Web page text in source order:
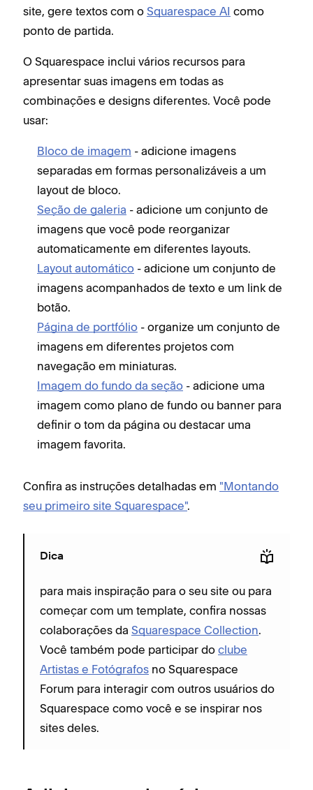
site, gere textos com o Squarespace AI como
ponto de partida.
O Squarespace inclui vários recursos para
apresentar suas imagens em todas as
combinações e designs diferentes. Você pode
usar:
Bloco de imagem - adicione imagens
separadas em formas personalizáveis a um
layout de bloco.
Seção de galeria - adicione um conjunto de
imagens que você pode reorganizar
automaticamente em diferentes layouts.
Layout automático - adicione um conjunto de
imagens acompanhados de texto e um link de
botão.
Página de portfólio - organize um conjunto de
imagens em diferentes projetos com
navegação em miniaturas.
Imagem do fundo da seção - adicione uma
imagem como plano de fundo ou banner para
definir o tom da página ou destacar uma
imagem favorita.
Confira as instruções detalhadas em "Montando
seu primeiro site Squarespace".
Dica
para mais inspiração para o seu site ou para
começar com um template, confira nossas
colaborações da Squarespace Collection.
Você também pode participar do clube
Artistas e Fotógrafos no Squarespace
Forum para interagir com outros usuários do
Squarespace como você e se inspirar nos
sites deles.